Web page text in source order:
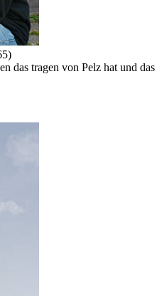
das tragen von Pelz hat und